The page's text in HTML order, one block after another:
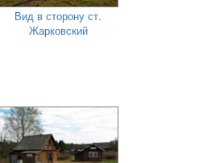
Вид в сторону ст.
Жарковский